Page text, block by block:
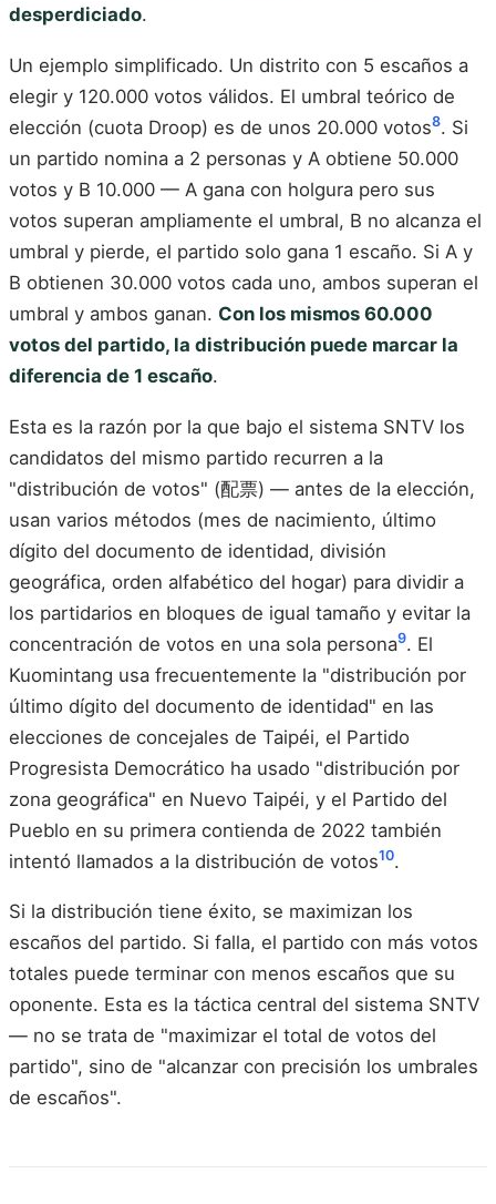
desperdiciado.
Un ejemplo simplificado. Un distrito con 5 escaños a
elegir y 120.000 votos válidos. El umbral teórico de
elección (cuota Droop) es de unos 20.000 votos8. Si
un partido nomina a 2 personas y A obtiene 50.000
votos y B 10.000 — A gana con holgura pero sus
votos superan ampliamente el umbral, B no alcanza el
umbral y pierde, el partido solo gana 1 escaño. Si A y
B obtienen 30.000 votos cada uno, ambos superan el
umbral y ambos ganan. Con los mismos 60.000
votos del partido, la distribución puede marcar la
diferencia de 1 escaño.
Esta es la razón por la que bajo el sistema SNTV los
candidatos del mismo partido recurren a la
"distribución de votos" (配票) — antes de la elección,
usan varios métodos (mes de nacimiento, último
dígito del documento de identidad, división
geográfica, orden alfabético del hogar) para dividir a
los partidarios en bloques de igual tamaño y evitar la
concentración de votos en una sola persona9. El
Kuomintang usa frecuentemente la "distribución por
último dígito del documento de identidad" en las
elecciones de concejales de Taipéi, el Partido
Progresista Democrático ha usado "distribución por
zona geográfica" en Nuevo Taipéi, y el Partido del
Pueblo en su primera contienda de 2022 también
intentó llamados a la distribución de votos10.
Si la distribución tiene éxito, se maximizan los
escaños del partido. Si falla, el partido con más votos
totales puede terminar con menos escaños que su
oponente. Esta es la táctica central del sistema SNTV
— no se trata de "maximizar el total de votos del
partido", sino de "alcanzar con precisión los umbrales
de escaños".